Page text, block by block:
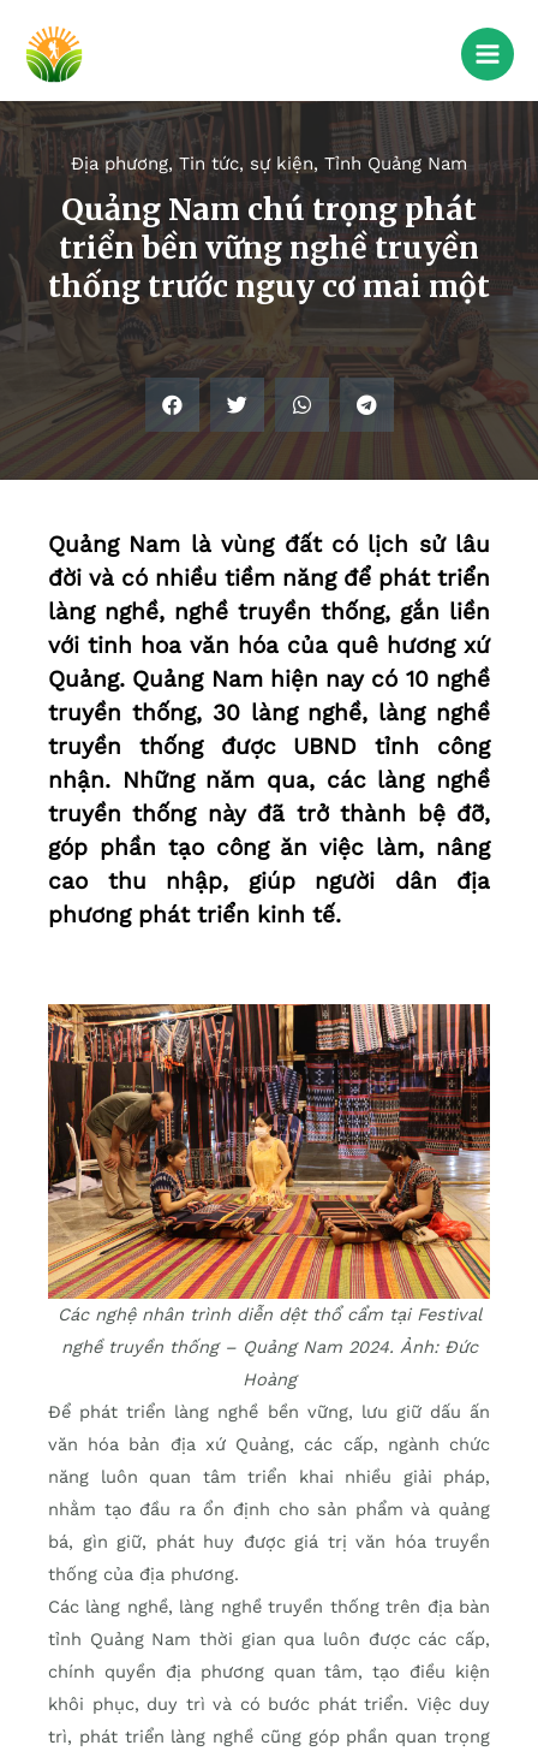
Địa phương, Tin tức, sự kiện, Tỉnh Quảng Nam
Quảng Nam chú trọng phát
triển bền vững nghề truyền
thống trước nguy cơ mai một
Quảng Nam là vùng đất có lịch sử lâu
đời và có nhiều tiềm năng để phát triển
làng nghề, nghề truyền thống, gắn liền
với tinh hoa văn hóa của quê hương xứ
Quảng. Quảng Nam hiện nay có 10 nghề
truyền thống, 30 làng nghề, làng nghề
truyền thống được UBND tỉnh công
nhận. Những năm qua, các làng nghề
truyền thống này đã trở thành bệ đỡ,
góp phần tạo công ăn việc làm, nâng
cao thu nhập, giúp người dân địa
phương phát triển kinh tế.
Các nghệ nhân trình diễn dệt thổ cẩm tại Festival
nghề truyền thống – Quảng Nam 2024. Ảnh: Đức
Hoàng
Để phát triển làng nghề bền vững, lưu giữ dấu ấn
văn hóa bản địa xứ Quảng, các cấp, ngành chức
năng luôn quan tâm triển khai nhiều giải pháp,
nhằm tạo đầu ra ổn định cho sản phẩm và quảng
bá, gìn giữ, phát huy được giá trị văn hóa truyền
thống của địa phương.
Các làng nghề, làng nghề truyền thống trên địa bàn
tỉnh Quảng Nam thời gian qua luôn được các cấp,
chính quyền địa phương quan tâm, tạo điều kiện
khôi phục, duy trì và có bước phát triển. Việc duy
trì, phát triển làng nghề cũng góp phần quan trọng